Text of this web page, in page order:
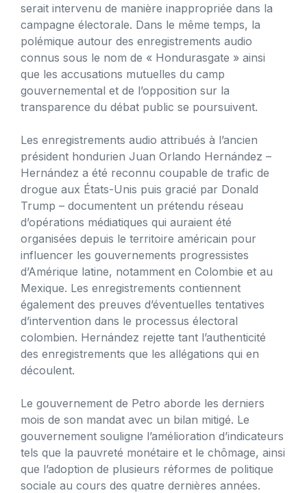
serait intervenu de manière inappropriée dans la
campagne électorale. Dans le même temps, la
polémique autour des enregistrements audio
connus sous le nom de « Hondurasgate » ainsi
que les accusations mutuelles du camp
gouvernemental et de l’opposition sur la
transparence du débat public se poursuivent.
Les enregistrements audio attribués à l’ancien
président hondurien Juan Orlando Hernández –
Hernández a été reconnu coupable de trafic de
drogue aux États-Unis puis gracié par Donald
Trump – documentent un prétendu réseau
d’opérations médiatiques qui auraient été
organisées depuis le territoire américain pour
influencer les gouvernements progressistes
d’Amérique latine, notamment en Colombie et au
Mexique. Les enregistrements contiennent
également des preuves d’éventuelles tentatives
d’intervention dans le processus électoral
colombien. Hernández rejette tant l’authenticité
des enregistrements que les allégations qui en
découlent.
Le gouvernement de Petro aborde les derniers
mois de son mandat avec un bilan mitigé. Le
gouvernement souligne l’amélioration d’indicateurs
tels que la pauvreté monétaire et le chômage, ainsi
que l’adoption de plusieurs réformes de politique
sociale au cours des quatre dernières années.